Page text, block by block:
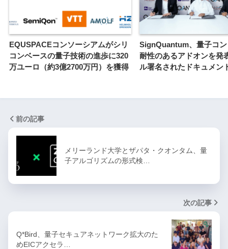
EQUSPACEコンソーシアムがシリ
コンベースの量子技術の進歩に320
万ユーロ（約3億2700万円）を獲得
SignQuantum、量子コ
耐性のあるアドオンを発
ル署名されたドキュメン
前の記事
メリーランド大学とザパタ・クオンタム、量
子アルゴリズムの形式検…
次の記事
Q*Bird、量子セキュアネットワーク拡大のた
めEICアクセラ…